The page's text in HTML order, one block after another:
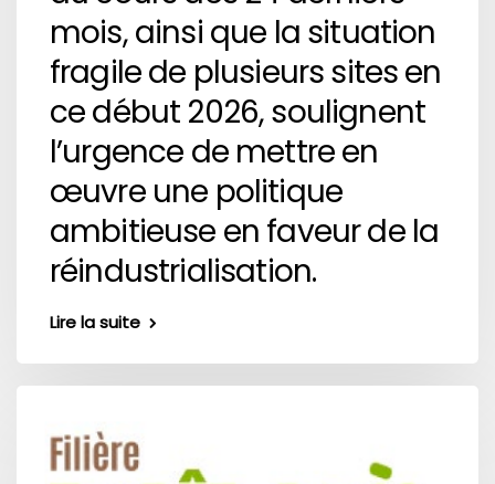
mois, ainsi que la situation
fragile de plusieurs sites en
ce début 2026, soulignent
l’urgence de mettre en
œuvre une politique
ambitieuse en faveur de la
réindustrialisation.
Lire la suite